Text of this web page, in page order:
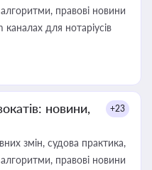
правові новини
для нотаріусів
новини,
+23
змін, судова практика,
правові новини